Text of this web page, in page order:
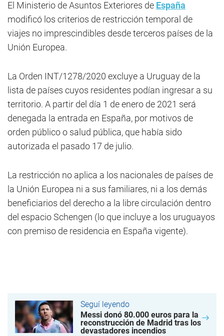
El Ministerio de Asuntos Exteriores de España
modificó los criterios de restricción temporal de
viajes no imprescindibles desde terceros países de la
Unión Europea.
La Orden INT/1278/2020 excluye a Uruguay de la
lista de países cuyos residentes podían ingresar a su
territorio. A partir del día 1 de enero de 2021 será
denegada la entrada en España, por motivos de
orden público o salud pública, que había sido
autorizada el pasado 17 de julio.
La restricción no aplica a los nacionales de países de
la Unión Europea ni a sus familiares, ni a los demás
beneficiarios del derecho a la libre circulación dentro
del espacio Schengen (lo que incluye a los uruguayos
con premiso de residencia en España vigente).
Seguí leyendo
Messi donó 80.000 euros para la
reconstrucción de Madrid tras los
devastadores incendios